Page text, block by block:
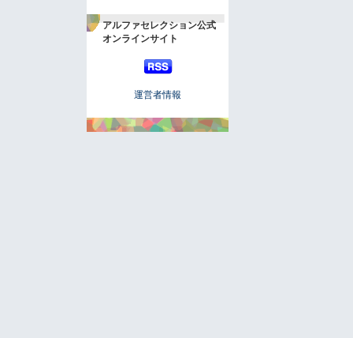
アルファセレクション公式
オンラインサイト
運営者情報